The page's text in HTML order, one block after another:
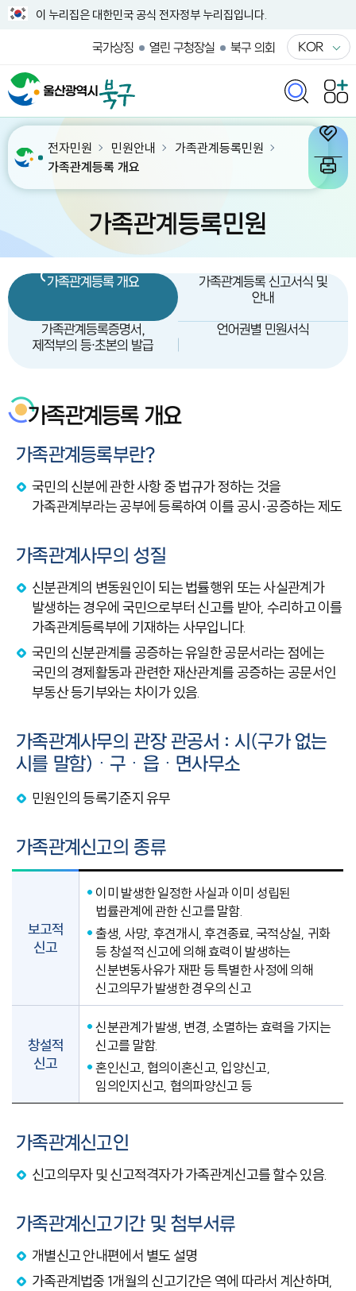
이 누리집은 대한민국 공식 전자정부 누리집입니다.
국가상징 열린 구청장실 북구 의회 KOR
전자민원 민원안내
가족관계등록민원
가족관계등록 개요
가족관계등록민원
가족관계등록 개요
가족관계등록 신고서식 및
안내
가족관계등록증명서,
제적부의 등·초본의 발급
언어권별 민원서식
가족관계등록 개요
가족관계등록부란?
국민의 신분에 관한 사항 중 법규가 정하는 것을
가족관계부라는 공부에 등록하여 이를 공시·공증하는 제도
가족관계사무의 성질
신분관계의 변동원인이 되는 법률행위 또는 사실관계가
발생하는 경우에 국민으로부터 신고를 받아, 수리하고 이를
가족관계등록부에 기재하는 사무입니다.
국민의 신분관계를 공증하는 유일한 공문서라는 점에는
국민의 경제활동과 관련한 재산관계를 공증하는 공문서인
부동산 등기부와는 차이가 있음.
가족관계사무의 관장 관공서 : 시(구가 없는
시를 말함)ㆍ구ㆍ읍ㆍ면사무소
민원인의 등록기준지 유무
가족관계신고의 종류
보고적
신고
이미 발생한 일정한 사실과 이미 성립된
법률관계에 관한 신고를 말함.
출생, 사망, 후견개시, 후견종료, 국적상실, 귀화
등 창설적 신고에 의해 효력이 발생하는
신분변동사유가 재판 등 특별한 사정에 의해
신고의무가 발생한 경우의 신고
창설적
신고
신분관계가 발생, 변경, 소멸하는 효력을 가지는
신고를 말함.
혼인신고, 협의이혼신고, 입양신고,
임의인지신고, 협의파양신고 등
가족관계신고인
신고의무자 및 신고적격자가 가족관계신고를 할수 있음.
가족관계신고기간 및 첨부서류
개별신고 안내편에서 별도 설명
가족관계법중 1개월의 신고기간은 역에 따라서 계산하며,